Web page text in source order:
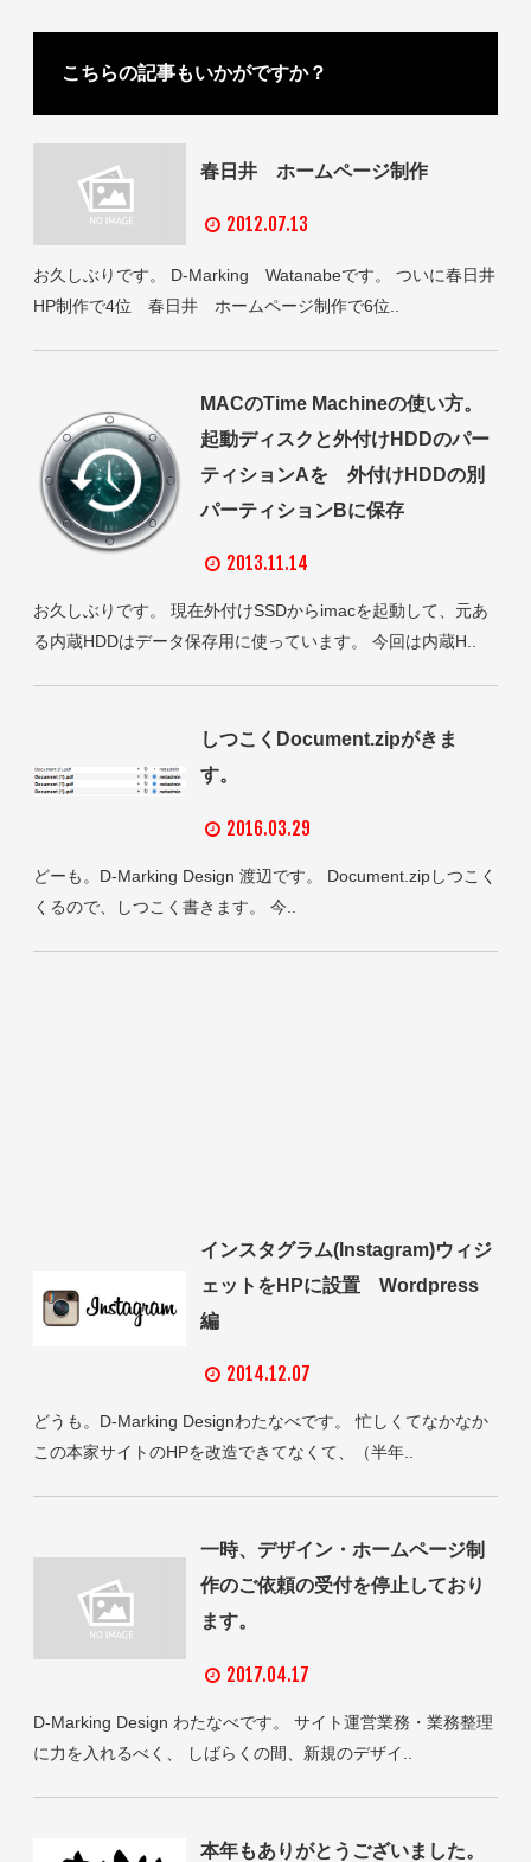
こちらの記事もいかがですか？
春日井 ホームページ制作
2012.07.13
お久しぶりです。 D-Marking Watanabeです。 ついに春日井
HP制作で4位 春日井 ホームページ制作で6位..
MACのTime Machineの使い方。
起動ディスクと外付けHDDのパー
ティションAを 外付けHDDの別
パーティションBに保存
2013.11.14
お久しぶりです。 現在外付けSSDからimacを起動して、元あ
る内蔵HDDはデータ保存用に使っています。 今回は内蔵H..
しつこくDocument.zipがきま
す。
2016.03.29
どーも。D-Marking Design 渡辺です。 Document.zipしつこく
くるので、しつこく書きます。 今..
インスタグラム(Instagram)ウィジ
ェットをHPに設置 Wordpress
編
2014.12.07
どうも。D-Marking Designわたなべです。 忙しくてなかなか
この本家サイトのHPを改造できてなくて、（半年..
一時、デザイン・ホームページ制
作のご依頼の受付を停止しており
ます。
2017.04.17
D-Marking Design わたなべです。 サイト運営業務・業務整理
に力を入れるべく、 しばらくの間、新規のデザイ..
本年もありがとうございました。